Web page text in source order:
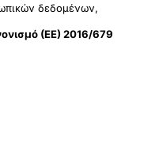
δεδομένων,
(ΕΕ) 2016/679